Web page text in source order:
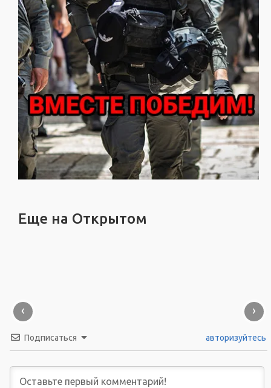
Еще на Открытом
‹ ›
Подписаться авторизуйтесь